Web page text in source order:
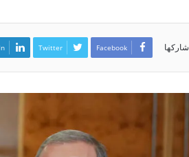
شاركها Facebook
Twitter